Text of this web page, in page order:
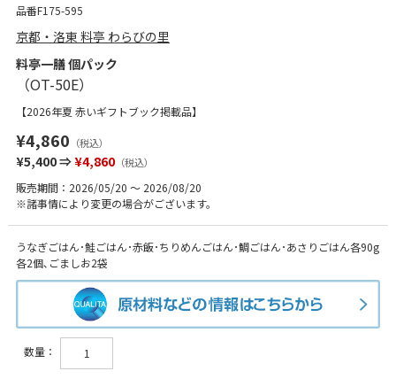
品番F175-595
京都・洛東 料亭 わらびの里
料亭一膳 個パック
【2026年夏 赤いギフトブック掲載品】
¥4,860 （税込）
¥5,400 ⇒¥4,860 （税込）
販売期間：2026/05/20 ～ 2026/08/20
※諸事情により変更の場合がございます。
うなぎごはん･鮭ごはん･赤飯･ちりめんごはん･鯛ごはん･あさりごはん各90g
各2個､ごましお2袋
数量：